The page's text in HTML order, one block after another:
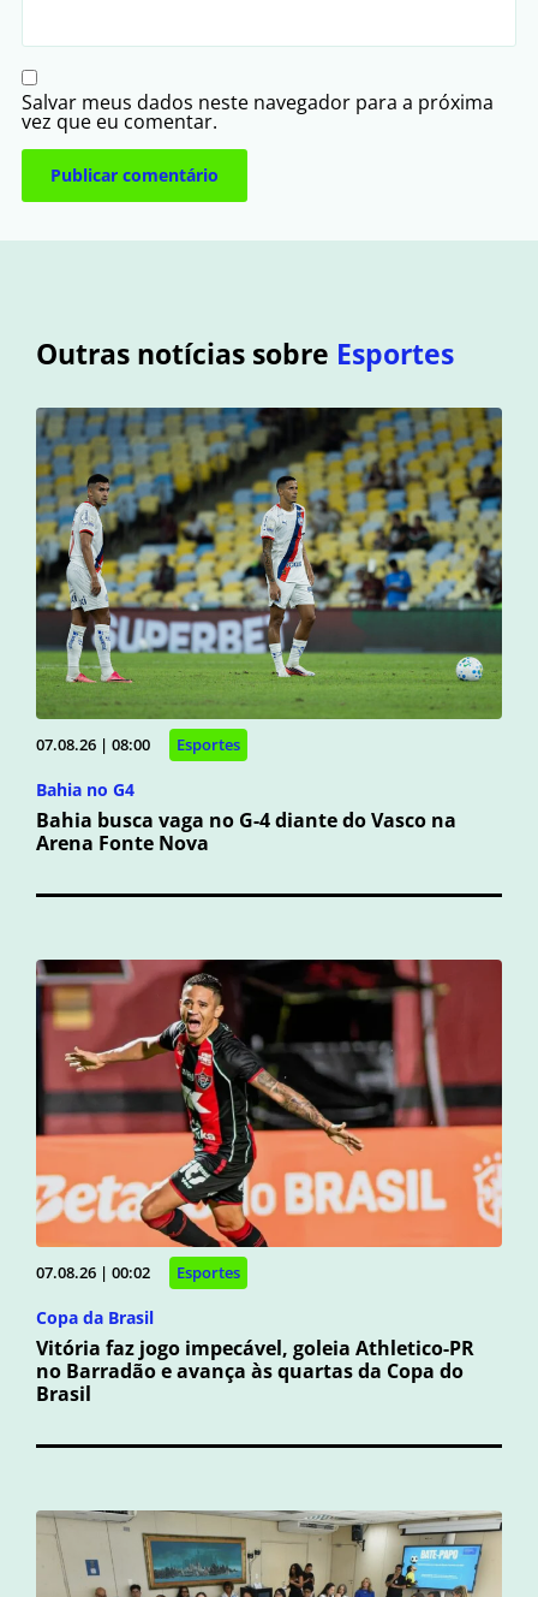
Salvar meus dados neste navegador para a próxima
vez que eu comentar.
Outras notícias sobre Esportes
07.08.26 | 08:00 Esportes
Bahia no G4
Bahia busca vaga no G-4 diante do Vasco na
Arena Fonte Nova
07.08.26 | 00:02 Esportes
Copa da Brasil
Vitória faz jogo impecável, goleia Athletico-PR
no Barradão e avança às quartas da Copa do
Brasil